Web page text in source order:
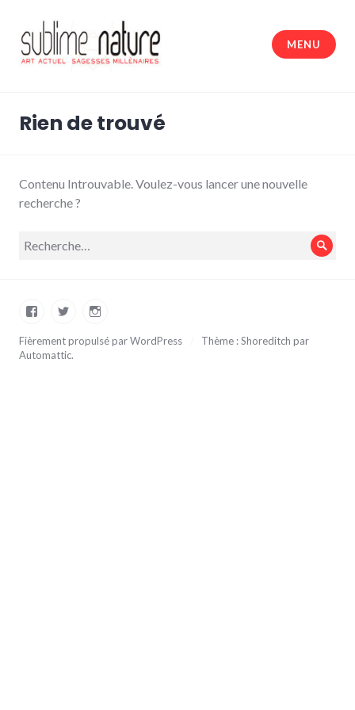
contenu
principal
MENU
Rien de trouvé
Contenu Introuvable. Voulez-vous lancer une nouvelle
recherche ?
Recherche
FacebookTwitterInstagram
Fièrement propulsé par WordPress
Thème : Shoreditch par
Automattic.